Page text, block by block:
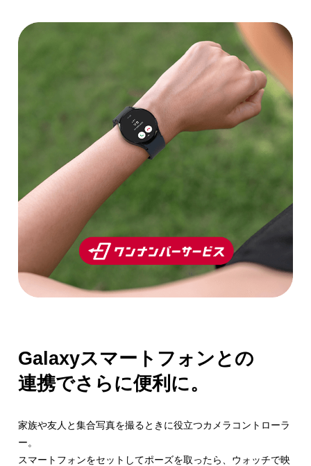
Galaxyスマートフォンとの
連携でさらに便利に。
家族や友人と集合写真を撮るときに役立つカメラコントローラ
ー。
スマートフォンをセットしてポーズを取ったら、ウォッチで映